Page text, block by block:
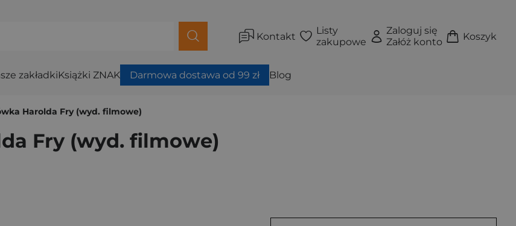
Kontakt
Listy
zakupowe
Zaloguj się
Załóż konto
Koszyk
zakładkiKsiążki ZNAK Darmowa dostawa od 99 zł Blog
Harolda Fry (wyd. filmowe)
Fry (wyd. filmowe)